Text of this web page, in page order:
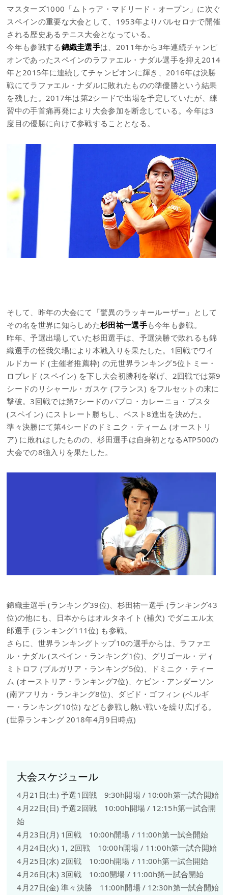
マスターズ1000「ムトゥア・マドリード・オープン」に次ぐ
スペインの重要な大会として、1953年よりバルセロナで開催
される歴史あるテニス大会となっている。
今年も参戦する錦織圭選手は、2011年から3年連続チャンピ
オンであったスペインのラファエル・ナダル選手を抑え2014
年と2015年に連続してチャンピオンに輝き、2016年は決勝
戦にてラファエル・ナダルに敗れたものの準優勝という結果
を残した。2017年は第2シードで出場を予定していたが、練
習中の手首痛再発により大会参加を断念している。今年は3
度目の優勝に向けて参戦することとなる。
そして、昨年の大会にて「驚異のラッキールーザー」として
その名を世界に知らしめた杉田祐一選手も今年も参戦。
昨年、予選出場していた杉田選手は、予選決勝で敗れるも錦
織選手の怪我欠場により本戦入りを果たした。1回戦でワイ
ルドカード (主催者推薦枠) の元世界ランキング5位トミー・
ロブレド (スペイン) を下し大会初勝利を挙げ、2回戦では第9
シードのリシャール・ガスケ (フランス) をフルセットの末に
撃破。3回戦では第7シードのパブロ・カレーニョ・ブスタ
(スペイン) にストレート勝ちし、ベスト8進出を決めた。
準々決勝にて第4シードのドミニク・ティーム (オーストリ
ア) に敗れはしたものの、杉田選手は自身初となるATP500の
大会での8強入りを果たした。
錦織圭選手 (ランキング39位)、杉田祐一選手 (ランキング43
位)の他にも、日本からはオルタネイト (補欠) でダニエル太
郎選手 (ランキング111位) も参戦。
さらに、世界ランキングトップ10の選手からは、ラファエ
ル・ナダル (スペイン・ランキング1位)、グリゴール・ディ
ミトロフ (ブルガリア・ランキング5位)、ドミニク・ティー
ム (オーストリア・ランキング7位)、ケビン・アンダーソン
(南アフリカ・ランキング8位)、ダビド・ゴフィン (ベルギ
ー・ランキング10位) なども参戦し熱い戦いを繰り広げる。
(世界ランキング 2018年4月9日時点)
大会スケジュール
4月21日(土) 予選1回戦 9:30h開場 / 10:00h第一試合開始
4月22日(日) 予選2回戦 10:00h開場 / 12:15h第一試合開
始
4月23日(月) 1回戦 10:00h開場 / 11:00h第一試合開始
4月24日(火) 1, 2回戦 10:00h開場 / 11:00h第一試合開始
4月25日(水) 2回戦 10:00h開場 / 11:00h第一試合開始
4月26日(木) 3回戦 10:00開場 / 11:00h第一試合開始
4月27日(金) 準々決勝 11:00h開場 / 12:30h第一試合開始